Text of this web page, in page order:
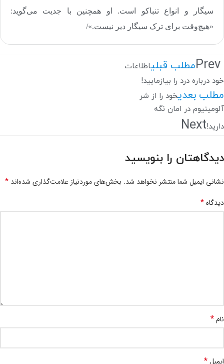
سیگار و انواع تنباکو است. او همچنین با جدیت می‌گوید:
«هیچ‌وقت برای ترک سیگار دیر نیست.
»/
Prevمطلب قبلیاطلاعات
خود درباره درد را بیازمایید!
مطلب بعدیخود را از شر
آلومینیوم در امان نگه
دارید!Next
دیدگاهتان را بنویسید
نشانی ایمیل شما منتشر نخواهد شد. بخش‌های موردنیاز علامت‌گذاری شده‌اند *
دیدگاه*
نام*
ایمیل*